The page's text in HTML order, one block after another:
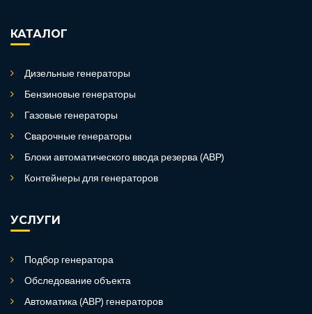
КАТАЛОГ
Дизельные генераторы
Бензиновые генераторы
Газовые генераторы
Сварочные генераторы
Блоки автоматического ввода резерва (АВР)
Контейнеры для генераторов
УСЛУГИ
Подбор генератора
Обследование объекта
Автоматика (АВР) генераторов